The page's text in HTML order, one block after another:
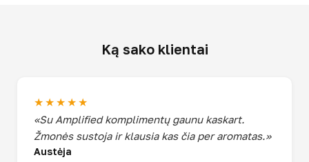
Ką sako klientai
★★★★★
«Su Amplified komplimentų gaunu kaskart.
Žmonės sustoja ir klausia kas čia per aromatas.»
Austėja